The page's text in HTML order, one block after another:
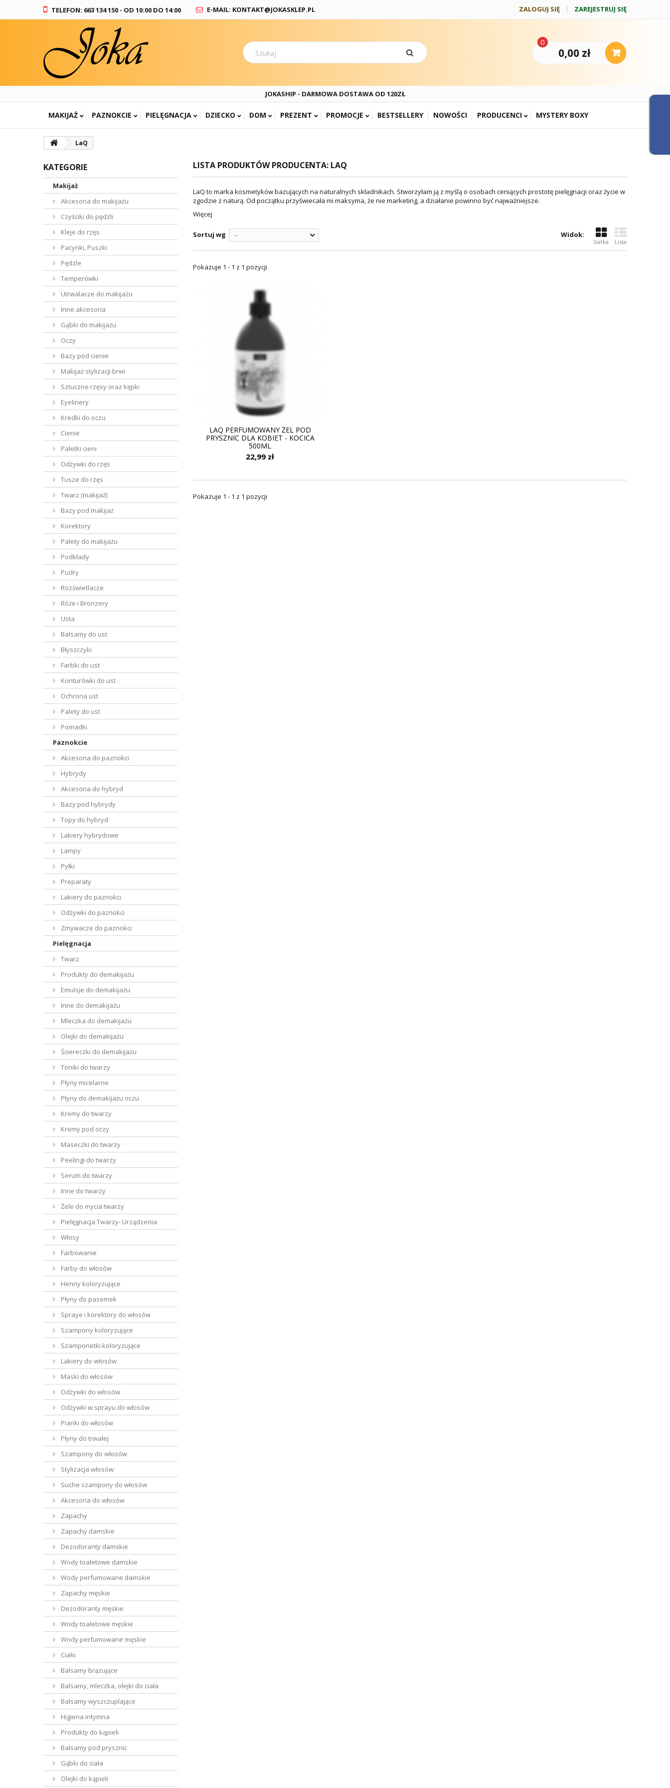
TELEFON: 663 134 150 - OD 10:00 DO 14:00 E-MAIL: KONTAKT@JOKASKLEP.PL ZALOGUJ SIĘ ZAREJESTRUJ SIĘ
0
0,00 zł
JOKASHIP - DARMOWA DOSTAWA OD 120ZŁ
MAKIJAŻ PAZNOKCIE PIELĘGNACJA DZIECKO DOM PREZENT PROMOCJE BESTSELLERY NOWOŚCI PRODUCENCI MYSTERY BOXY
LaQ
KATEGORIE
Makijaż
Akcesoria do makijażu
Czyściki do pędzli
Kleje do rzęs
Pacynki, Puszki
Pędzle
Temperówki
Utrwalacze do makijażu
Inne akcesoria
Gąbki do makijażu
Oczy
Bazy pod cienie
Makijaż stylizacji brwi
Sztuczne rzęsy oraz kępki
Eyelinery
Kredki do oczu
Cienie
Paletki cieni
Odżywki do rzęs
Tusze do rzęs
Twarz (makijaż)
Bazy pod makijaż
Korektory
Palety do makijażu
Podkłady
Pudry
Rozświetlacze
Róże i Bronzery
Usta
Balsamy do ust
Błyszczyki
Farbki do ust
Konturówki do ust
Ochrona ust
Palety do ust
Pomadki
Paznokcie
Akcesoria do paznokci
Hybrydy
Akcesoria do hybryd
Bazy pod hybrydy
Topy do hybryd
Lakiery hybrydowe
Lampy
Pyłki
Preparaty
Lakiery do paznokci
Odżywki do paznokci
Zmywacze do paznokci
Pielęgnacja
Twarz
Produkty do demakijażu
Emulsje do demakijażu
Inne do demakijażu
Mleczka do demakijażu
Olejki do demakijażu
Ściereczki do demakijażu
Toniki do twarzy
Płyny micelarne
Płyny do demakijażu oczu
Kremy do twarzy
Kremy pod oczy
Maseczki do twarzy
Peelingi do twarzy
Serum do twarzy
Inne do twarzy
Żele do mycia twarzy
Pielęgnacja Twarzy- Urządzenia
Włosy
Farbowanie
Farby do włosów
Henny koloryzujące
Płyny do pasemek
Spraye i korektory do włosów
Szampony koloryzujące
Szamponetki koloryzujące
Lakiery do włosów
Maski do włosów
Odżywki do włosów
Odżywki w sprayu do włosów
Pianki do włosów
Płyny do trwałej
Szampony do włosów
Stylizacja włosów
Suche szampony do włosów
Akcesoria do włosów
Zapachy
Zapachy damskie
Dezodoranty damskie
Wody toaletowe damskie
Wody perfumowane damskie
Zapachy męskie
Dezodoranty męskie
Wody toaletowe męskie
Wody perfumowane męskie
Ciało
Balsamy brązujące
Balsamy, mleczka, olejki do ciała
Balsamy wyszczuplające
Higiena intymna
Produkty do kąpieli
Balsamy pod prysznic
Gąbki do ciała
Olejki do kąpieli
LISTA PRODUKTÓW PRODUCENTA: LAQ
LaQ to marka kosmetyków bazujących na naturalnych składnikach. Stworzyłam ją z myślą o osobach ceniących prostotę pielęgnacji oraz życie w
zgodzie z naturą. Od początku przyświecała mi maksyma, że nie marketing, a działanie powinno być najważniejsze.
Więcej
Widok:
Siatka Lista
Sortuj wg --
Pokazuje 1 - 1 z 1 pozycji
LAQ PERFUMOWANY ŻEL POD
PRYSZNIC DLA KOBIET - KOCICA
500ML
22,99 zł
Pokazuje 1 - 1 z 1 pozycji